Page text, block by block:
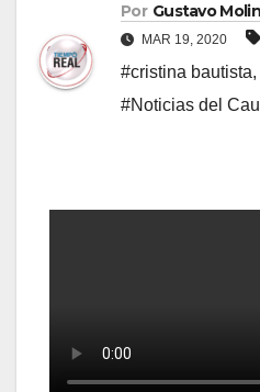
Por Gustavo
MAR 19, 2020
#cristina bautista,
#Noticias del